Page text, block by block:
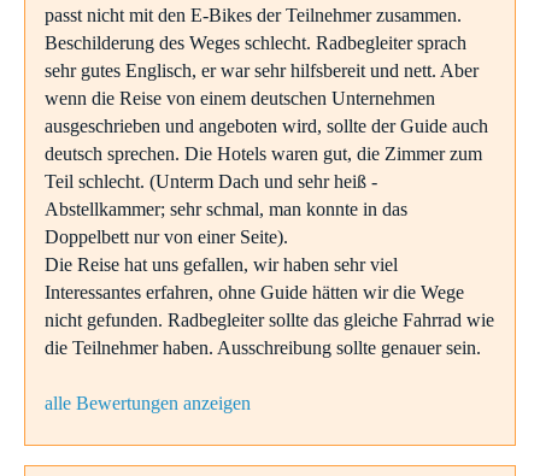
passt nicht mit den E-Bikes der Teilnehmer zusammen.
Beschilderung des Weges schlecht. Radbegleiter sprach
sehr gutes Englisch, er war sehr hilfsbereit und nett. Aber
wenn die Reise von einem deutschen Unternehmen
ausgeschrieben und angeboten wird, sollte der Guide auch
deutsch sprechen. Die Hotels waren gut, die Zimmer zum
Teil schlecht. (Unterm Dach und sehr heiß -
Abstellkammer; sehr schmal, man konnte in das
Doppelbett nur von einer Seite).
Die Reise hat uns gefallen, wir haben sehr viel
Interessantes erfahren, ohne Guide hätten wir die Wege
nicht gefunden. Radbegleiter sollte das gleiche Fahrrad wie
die Teilnehmer haben. Ausschreibung sollte genauer sein.
alle Bewertungen anzeigen